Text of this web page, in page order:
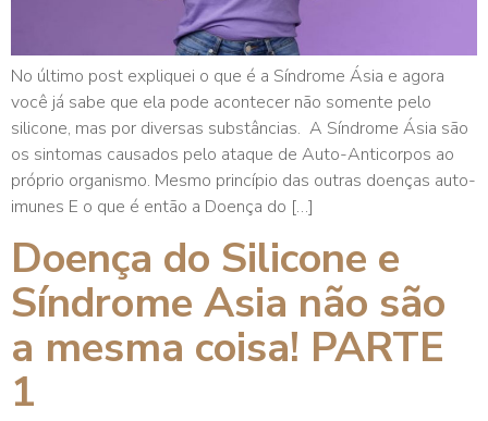
No último post expliquei o que é a Síndrome Ásia e agora
você já sabe que ela pode acontecer não somente pelo
silicone, mas por diversas substâncias. A Síndrome Ásia são
os sintomas causados pelo ataque de Auto-Anticorpos ao
próprio organismo. Mesmo princípio das outras doenças auto-
imunes E o que é então a Doença do […]
Doença do Silicone e
Síndrome Asia não são
a mesma coisa! PARTE
1